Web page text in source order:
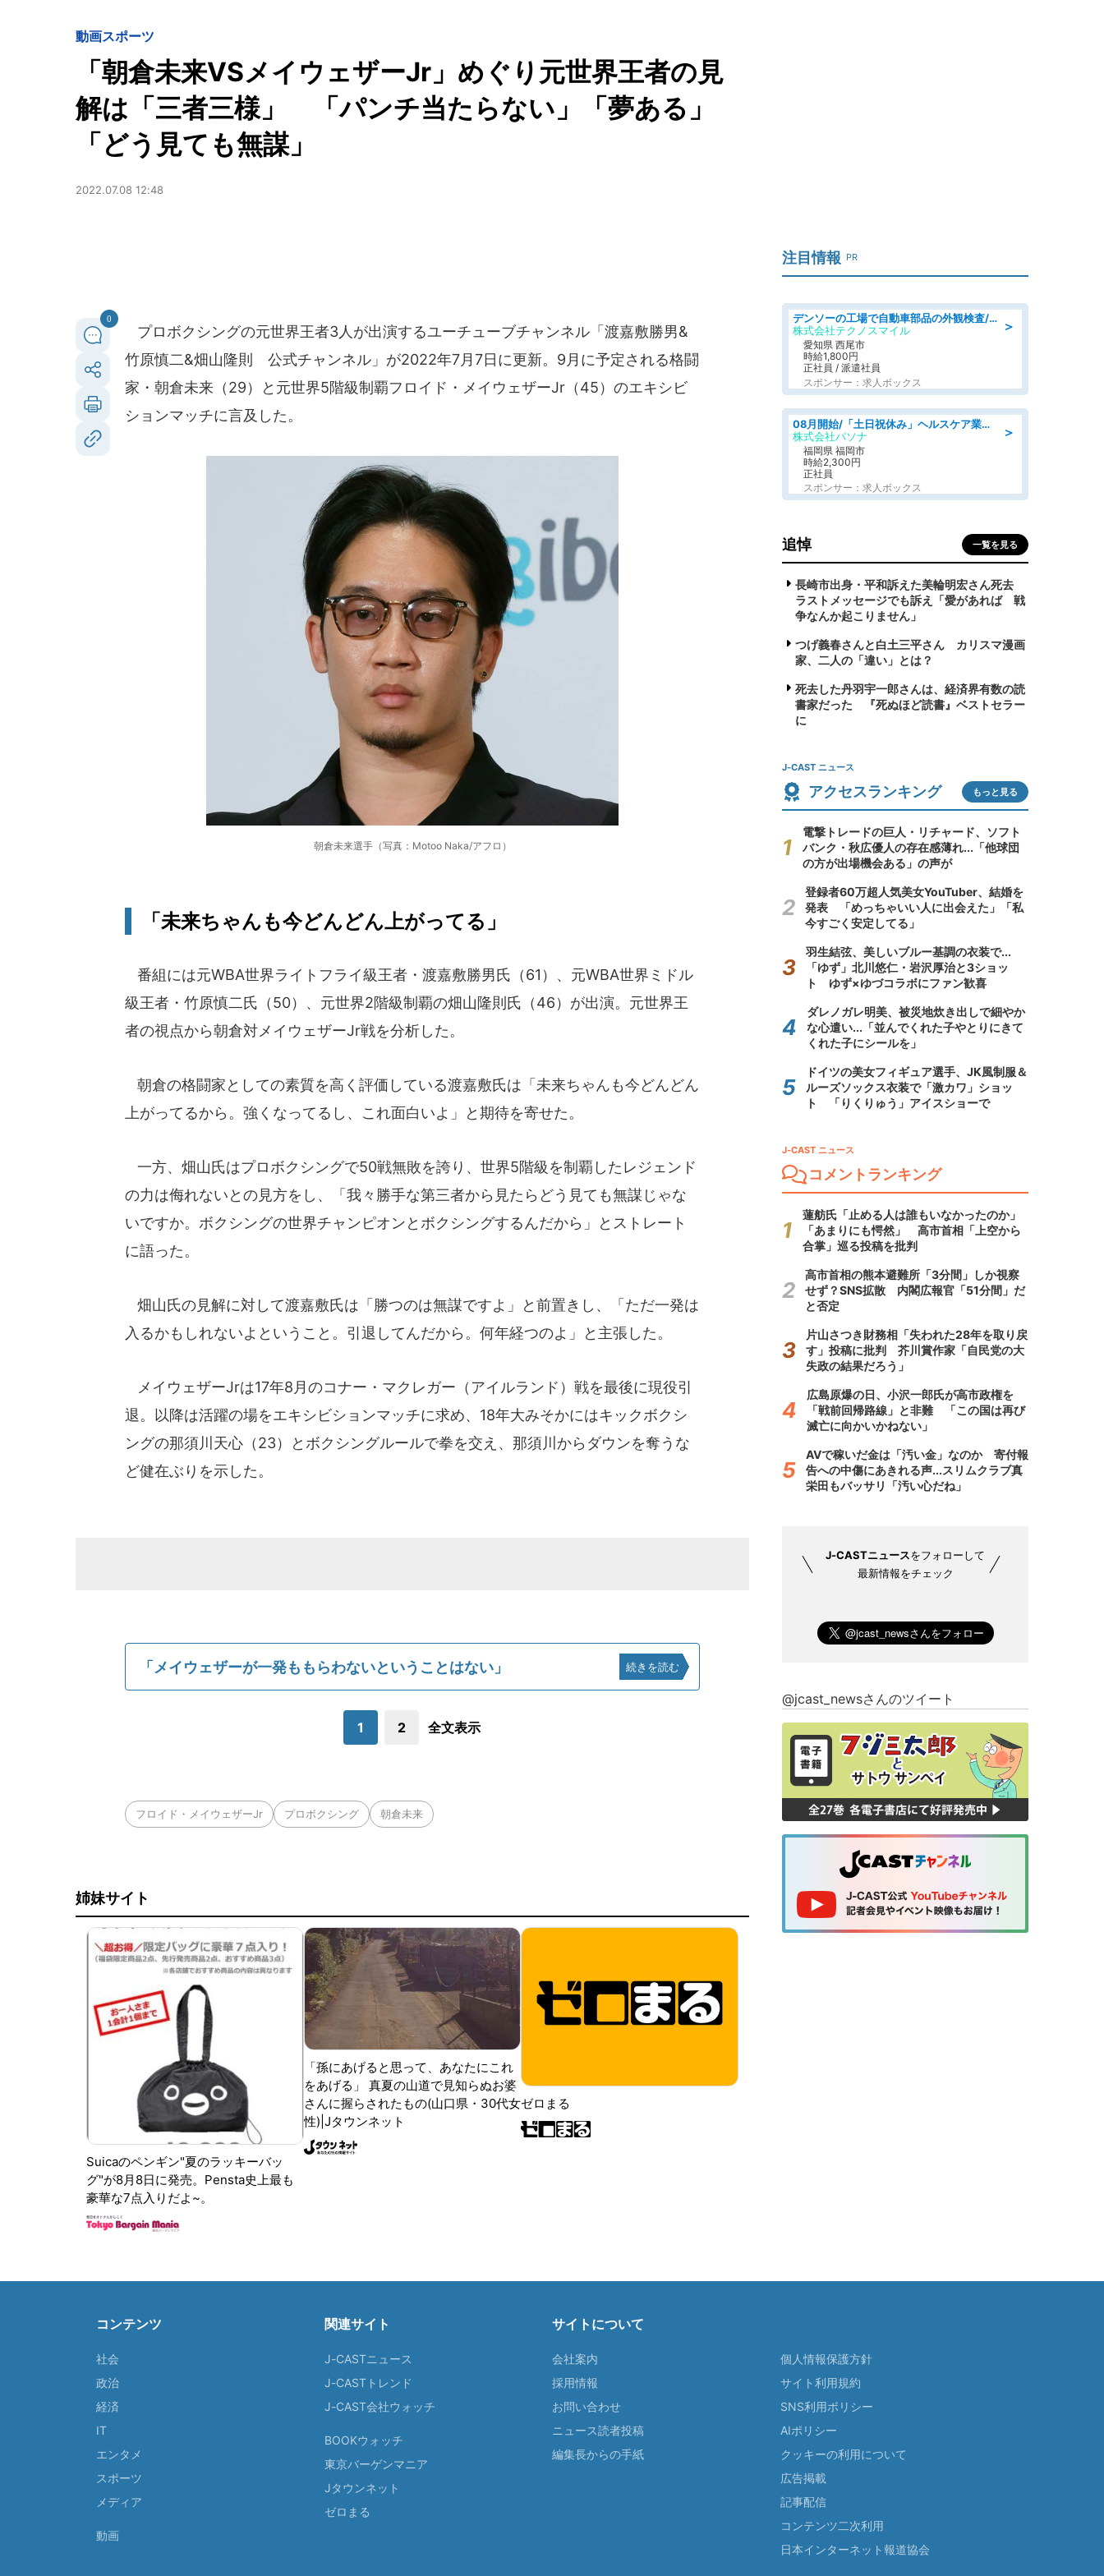
動画スポーツ
「朝倉未来VSメイウェザーJr」めぐり元世界王者の見
解は「三者三様」 「パンチ当たらない」「夢ある」
「どう見ても無謀」
2022.07.08 12:48
0
プロボクシングの元世界王者3人が出演するユーチューブチャンネル「渡嘉敷勝男&
竹原慎二&畑山隆則 公式チャンネル」が2022年7月7日に更新。9月に予定される格闘
家・朝倉未来（29）と元世界5階級制覇フロイド・メイウェザーJr（45）のエキシビ
ションマッチに言及した。
朝倉未来選手（写真：Motoo Naka/アフロ）
「未来ちゃんも今どんどん上がってる」
番組には元WBA世界ライトフライ級王者・渡嘉敷勝男氏（61）、元WBA世界ミドル
級王者・竹原慎二氏（50）、元世界2階級制覇の畑山隆則氏（46）が出演。元世界王
者の視点から朝倉対メイウェザーJr戦を分析した。
朝倉の格闘家としての素質を高く評価している渡嘉敷氏は「未来ちゃんも今どんどん
上がってるから。強くなってるし、これ面白いよ」と期待を寄せた。
一方、畑山氏はプロボクシングで50戦無敗を誇り、世界5階級を制覇したレジェンド
の力は侮れないとの見方をし、「我々勝手な第三者から見たらどう見ても無謀じゃな
いですか。ボクシングの世界チャンピオンとボクシングするんだから」とストレート
に語った。
畑山氏の見解に対して渡嘉敷氏は「勝つのは無謀ですよ」と前置きし、「ただ一発は
入るかもしれないよということ。引退してんだから。何年経つのよ」と主張した。
メイウェザーJrは17年8月のコナー・マクレガー（アイルランド）戦を最後に現役引
退。以降は活躍の場をエキシビションマッチに求め、18年大みそかにはキックボクシ
ングの那須川天心（23）とボクシングルールで拳を交え、那須川からダウンを奪うな
ど健在ぶりを示した。
「メイウェザーが一発ももらわないということはない」 続きを読む
1 2 全文表示
フロイド・メイウェザーJr プロボクシング 朝倉未来
姉妹サイト
Suicaのペンギン"夏のラッキーバッ
グ"が8月8日に発売。Pensta史上最も
豪華な7点入りだよ~。
「孫にあげると思って、あなたにこれ
をあげる」 真夏の山道で見知らぬお婆
さんに握らされたもの(山口県・30代女
性)|Jタウンネット
ゼロまる
注目情報 PR
＞
デンソーの工場で自動車部品の外観検査/denso aichi
株式会社テクノスマイル
愛知県 西尾市
時給1,800円
正社員 / 派遣社員
スポンサー：求人ボックス
＞
08月開始/「土日祝休み」ヘルスケア業界の産業保健師/高時給/未経験OK/要資格:保健師、正看護師
株式会社パソナ
福岡県 福岡市
時給2,300円
正社員
スポンサー：求人ボックス
追悼 一覧を見る
長崎市出身・平和訴えた美輪明宏さん死去
ラストメッセージでも訴え「愛があれば 戦
争なんか起こりません」
つげ義春さんと白土三平さん カリスマ漫画
家、二人の「違い」とは？
死去した丹羽宇一郎さんは、経済界有数の読
書家だった 『死ぬほど読書』ベストセラー
に
J-CAST ニュース
アクセスランキング もっと見る
電撃トレードの巨人・リチャード、ソフト
バンク・秋広優人の存在感薄れ...「他球団
の方が出場機会ある」の声が
登録者60万超人気美女YouTuber、結婚を
発表 「めっちゃいい人に出会えた」「私
今すごく安定してる」
羽生結弦、美しいブルー基調の衣装で...
「ゆず」北川悠仁・岩沢厚治と3ショッ
ト ゆず×ゆづコラボにファン歓喜
ダレノガレ明美、被災地炊き出しで細やか
な心遣い...「並んでくれた子やとりにきて
くれた子にシールを」
ドイツの美女フィギュア選手、JK風制服＆
ルーズソックス衣装で「激カワ」ショッ
ト 「りくりゅう」アイスショーで
J-CAST ニュース
コメントランキング
蓮舫氏「止める人は誰もいなかったのか」
「あまりにも愕然」 高市首相「上空から
合掌」巡る投稿を批判
高市首相の熊本避難所「3分間」しか視察
せず？SNS拡散 内閣広報官「51分間」だ
と否定
片山さつき財務相「失われた28年を取り戻
す」投稿に批判 芥川賞作家「自民党の大
失政の結果だろう」
広島原爆の日、小沢一郎氏が高市政権を
「戦前回帰路線」と非難 「この国は再び
滅亡に向かいかねない」
AVで稼いだ金は「汚い金」なのか 寄付報
告への中傷にあきれる声...スリムクラブ真
栄田もバッサリ「汚い心だね」
J-CASTニュースをフォローして
最新情報をチェック
@jcast_newsさんのツイート
コンテンツ
社会
政治
経済
IT
エンタメ
スポーツ
メディア
動画
関連サイト
J-CASTニュース
J-CASTトレンド
J-CAST会社ウォッチ
BOOKウォッチ
東京バーゲンマニア
Jタウンネット
ゼロまる
サイトについて
会社案内
採用情報
お問い合わせ
ニュース読者投稿
編集長からの手紙
個人情報保護方針
サイト利用規約
SNS利用ポリシー
AIポリシー
クッキーの利用について
広告掲載
記事配信
コンテンツ二次利用
日本インターネット報道協会